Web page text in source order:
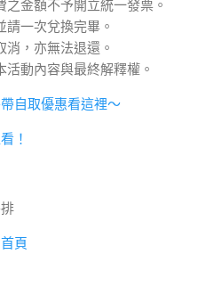
金額不予開立統一發票。
一次兌換完畢。
，亦無法退還。
動內容與最終解釋權。
自取優惠看這裡～
！
頁